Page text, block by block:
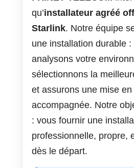
qu’installateur agréé
Starlink. Notre équipe
une installation durable :
analysons votre
sélectionnons la
et assurons une mise
accompagnée. Notre
: vous fournir une
professionnelle, propre,
dès le départ.